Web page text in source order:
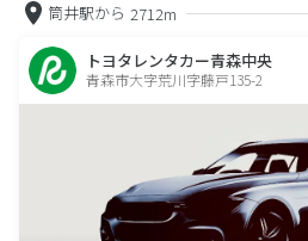
筒井駅から 2712m
トヨタレンタカー青森中央
青森市大字荒川字藤戸135-2